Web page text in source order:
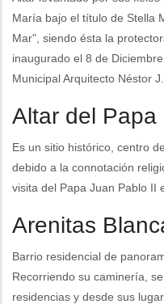
María bajo el título de Stella
Mar", siendo ésta la
inaugurado el 8 de
Municipal Arquitecto Néstor
Altar del Papa
Es un sitio histórico, centro
debido a la connotación
visita del Papa Juan Pablo II
Arenitas
Barrio residencial de
Recorriendo su caminería,
residencias y desde sus